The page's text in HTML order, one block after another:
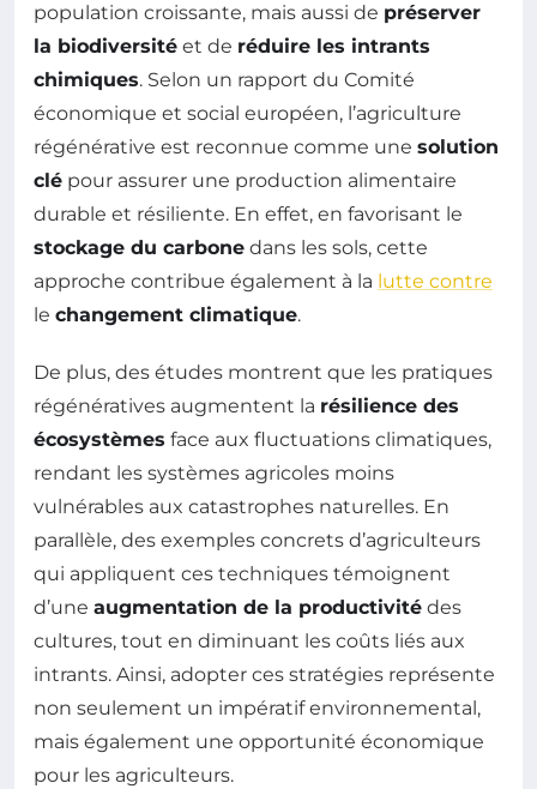
population croissante, mais aussi de préserver
la biodiversité et de réduire les intrants
chimiques. Selon un rapport du Comité
économique et social européen, l’agriculture
régénérative est reconnue comme une solution
clé pour assurer une production alimentaire
durable et résiliente. En effet, en favorisant le
stockage du carbone dans les sols, cette
approche contribue également à la lutte contre
le changement climatique.
De plus, des études montrent que les pratiques
régénératives augmentent la résilience des
écosystèmes face aux fluctuations climatiques,
rendant les systèmes agricoles moins
vulnérables aux catastrophes naturelles. En
parallèle, des exemples concrets d’agriculteurs
qui appliquent ces techniques témoignent
d’une augmentation de la productivité des
cultures, tout en diminuant les coûts liés aux
intrants. Ainsi, adopter ces stratégies représente
non seulement un impératif environnemental,
mais également une opportunité économique
pour les agriculteurs.